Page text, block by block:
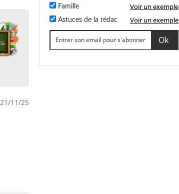
11/25
Famille Voir un exemple
Astuces de la rédac Voir un exemple